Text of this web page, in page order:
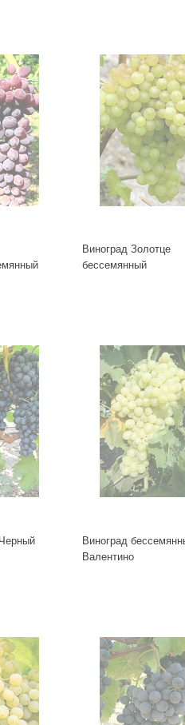
Виноград Золотце
бессемянный
Виноград
Валентино